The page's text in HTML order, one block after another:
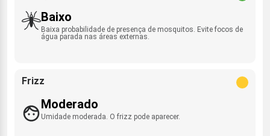
Baixo
Baixa probabilidade de presença de mosquitos. Evite focos de
água parada nas áreas externas.
Frizz
Moderado
Umidade moderada. O frizz pode aparecer.